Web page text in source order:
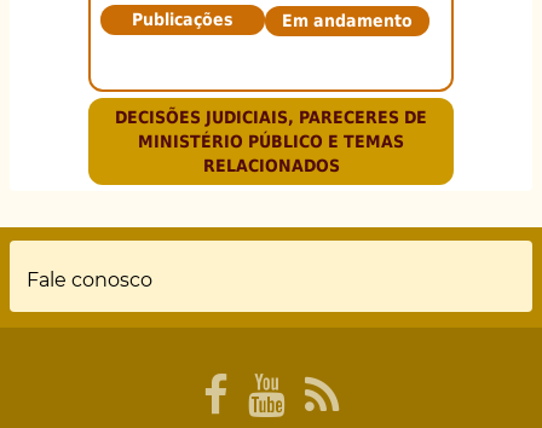
Publicações Em andamento
DECISÕES JUDICIAIS, PARECERES DE
MINISTÉRIO PÚBLICO E TEMAS
RELACIONADOS
Rodapé
Fale conosco